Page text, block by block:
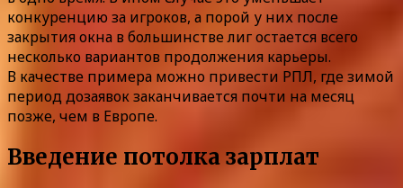
конкуренцию за игроков, а порой у них после
закрытия окна в большинстве лиг остается всего
несколько вариантов продолжения карьеры.
В качестве примера можно привести РПЛ, где зимой
период дозаявок заканчивается почти на месяц
позже, чем в Европе.
Введение потолка зарплат